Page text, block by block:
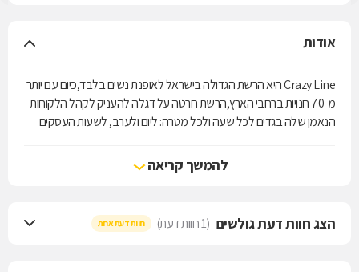
אודות
Crazy Line היא הרשת הגדולה בישראל לאופנת נשים בלבד,כיום עם יותר
מ-70 חנויות ברחבי הארץ,הרשת חרטה על דגלה להעניק לקהל הלקוחות
הנאמן שלה בגדים לכל שעה ולכל מטרה: ליום ולערב, לשעות העסקים
הקהל שלה, מחויבת ללמוד את טעמן, להבין את צרכיהן ולתרגם עבורן את
המגמות באופנה העולמית לפריטים לבישים, נשיים ומחמיאים המותאמים
להמשך קריאה
הצג חוות דעת גולשים (1 חוות דעת) חוות דעת אחת